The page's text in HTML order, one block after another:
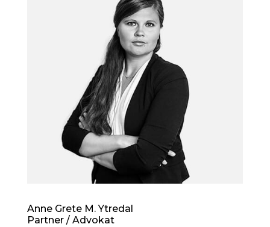
Anne Grete M. Ytredal
Partner / Advokat